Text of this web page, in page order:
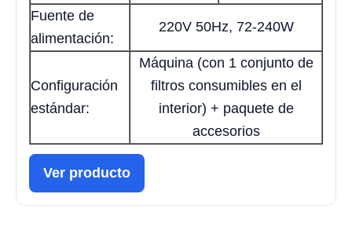
Fuente de
alimentación:
220V 50Hz, 72-240W
Configuración
estándar:
Máquina (con 1 conjunto de
filtros consumibles en el
interior) + paquete de
accesorios
Ver producto